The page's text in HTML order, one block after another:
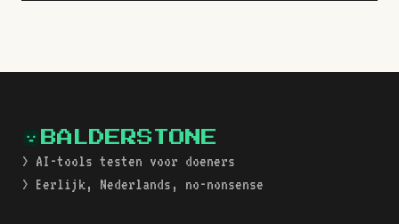
BALDERSTONE
> AI-tools testen voor doeners
> Eerlijk, Nederlands, no-nonsense